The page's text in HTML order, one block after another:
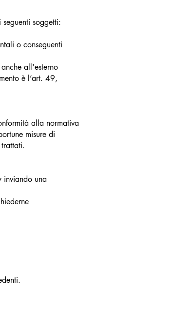
soggetti:
o conseguenti
all'esterno
è l’art. 49,
alla normativa
misure di
inviando una